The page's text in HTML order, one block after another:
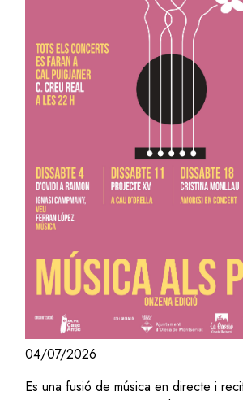
04/07/2026
Es una fusió de música en directe i